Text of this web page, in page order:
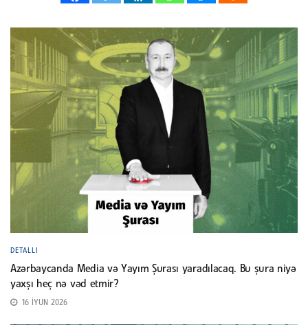
DETALLI
Azərbaycanda Media və Yayım Şurası yaradılacaq. Bu şura niyə
yaxşı heç nə vəd etmir?
16 İYUN 2026